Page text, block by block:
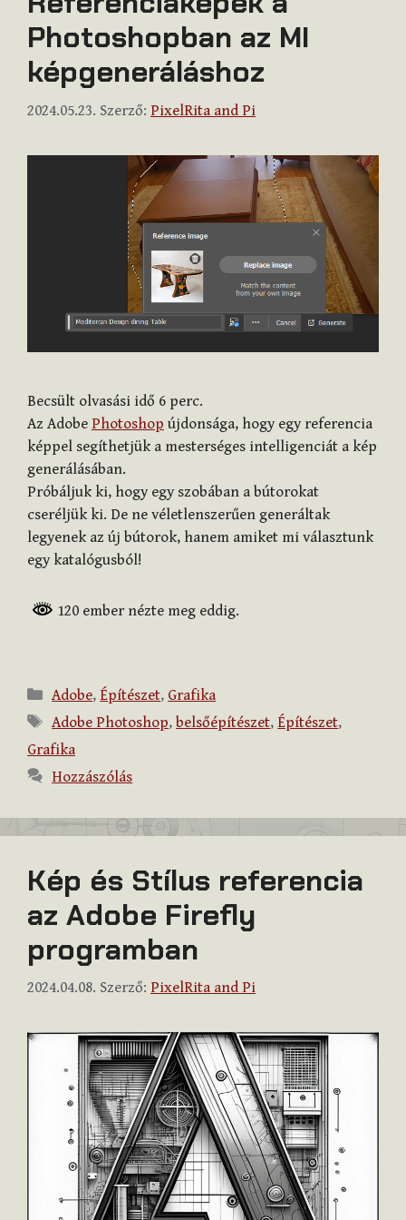
Photoshopban az MI
képgeneráláshoz
2024.05.23. Szerző: PixelRita and Pi
Becsült olvasási idő 6 perc.
Az Adobe Photoshop újdonsága, hogy egy referencia
képpel segíthetjük a mesterséges intelligenciát a kép
generálásában.
Próbáljuk ki, hogy egy szobában a bútorokat
cseréljük ki. De ne véletlenszerűen generáltak
legyenek az új bútorok, hanem amiket mi választunk
egy katalógusból!
120 ember nézte meg eddig.
Kategória
Adobe, Építészet, Grafika
Címkék
Adobe Photoshop,belsőépítészet, Építészet,
Grafika
Hozzászólás
Kép és Stílus referencia
az Adobe Firefly
programban
2024.04.08. Szerző: PixelRita and Pi